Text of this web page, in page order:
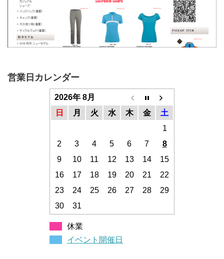
営業日カレンダー
2026年 8月
日
月 火 水 木 金
土
1
2
3 4 5 6 7
8
9
10 11 12 13 14
15
16
17 18 19 20 21
22
23
24 25 26 27 28
29
30
31
休業
イベント開催日